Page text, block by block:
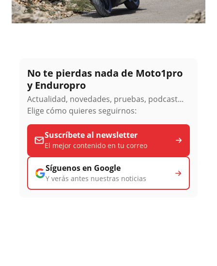
No te pierdas nada de Moto1pro
y Enduropro
Actualidad, novedades, pruebas, podcast...
Elige cómo quieres seguirnos:
Suscríbete al newsletter
El mejor contenido en tu correo
Síguenos en Google
Y verás antes nuestras noticias